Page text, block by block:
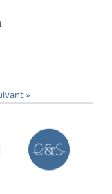
»
|